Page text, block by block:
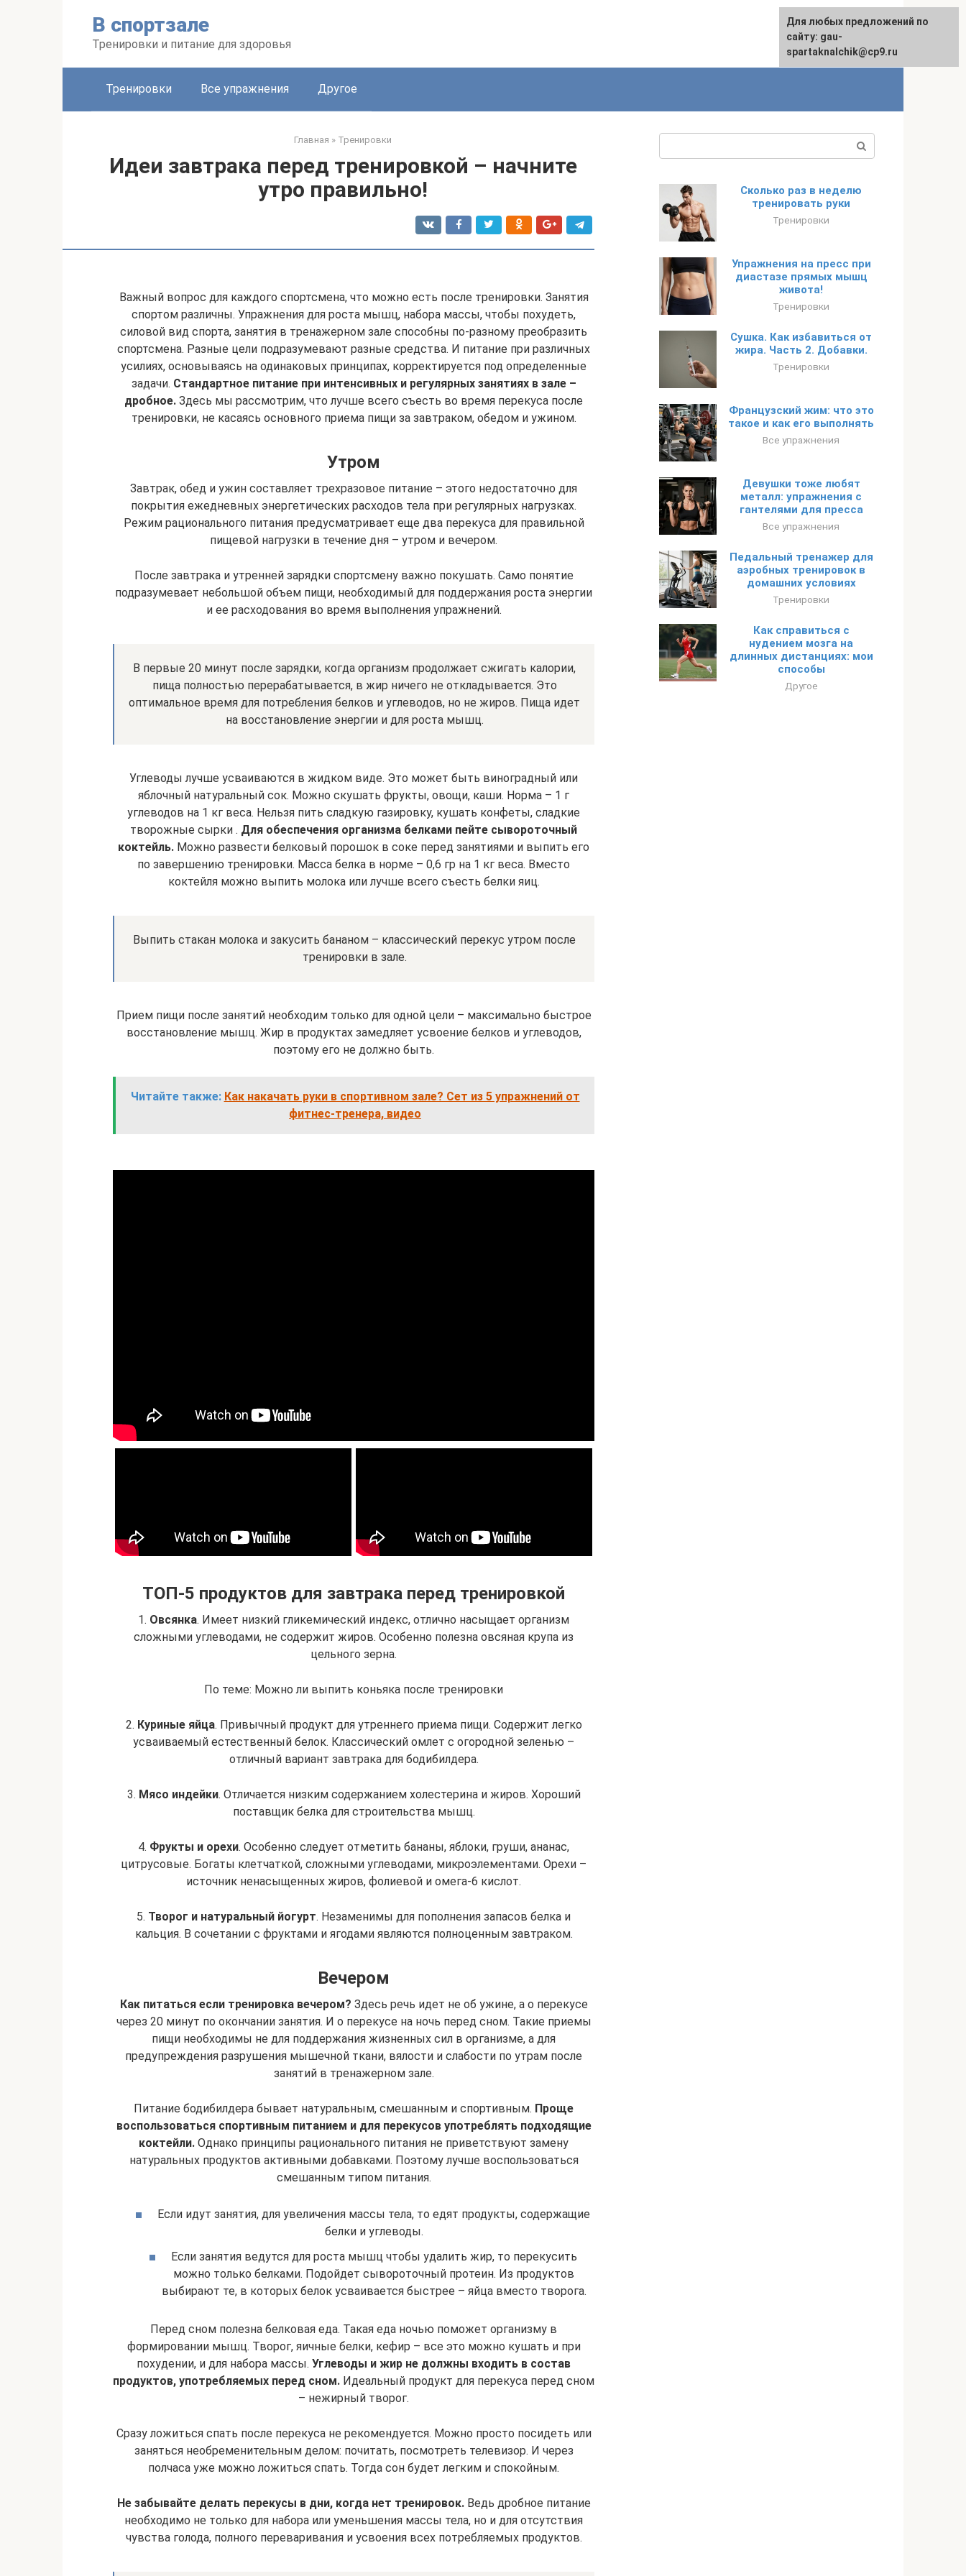
В спортзале
Тренировки и питание для здоровья
Тренировки Все упражнения Другое
Главная » Тренировки
Идеи завтрака перед тренировкой – начните
утро правильно!
Важный вопрос для каждого спортсмена, что можно есть после тренировки. Занятия
спортом различны. Упражнения для роста мышц, набора массы, чтобы похудеть,
силовой вид спорта, занятия в тренажерном зале способны по-разному преобразить
спортсмена. Разные цели подразумевают разные средства. И питание при различных
усилиях, основываясь на одинаковых принципах, корректируется под определенные
задачи. Стандартное питание при интенсивных и регулярных занятиях в зале –
дробное. Здесь мы рассмотрим, что лучше всего съесть во время перекуса после
тренировки, не касаясь основного приема пищи за завтраком, обедом и ужином.
Утром
Завтрак, обед и ужин составляет трехразовое питание – этого недостаточно для
покрытия ежедневных энергетических расходов тела при регулярных нагрузках.
Режим рационального питания предусматривает еще два перекуса для правильной
пищевой нагрузки в течение дня – утром и вечером.
После завтрака и утренней зарядки спортсмену важно покушать. Само понятие
подразумевает небольшой объем пищи, необходимый для поддержания роста энергии
и ее расходования во время выполнения упражнений.
В первые 20 минут после зарядки, когда организм продолжает сжигать калории,
пища полностью перерабатывается, в жир ничего не откладывается. Это
оптимальное время для потребления белков и углеводов, но не жиров. Пища идет
на восстановление энергии и для роста мышц.
Углеводы лучше усваиваются в жидком виде. Это может быть виноградный или
яблочный натуральный сок. Можно скушать фрукты, овощи, каши. Норма – 1 г
углеводов на 1 кг веса. Нельзя пить сладкую газировку, кушать конфеты, сладкие
творожные сырки . Для обеспечения организма белками пейте сывороточный
коктейль. Можно развести белковый порошок в соке перед занятиями и выпить его
по завершению тренировки. Масса белка в норме – 0,6 гр на 1 кг веса. Вместо
коктейля можно выпить молока или лучше всего съесть белки яиц.
Выпить стакан молока и закусить бананом – классический перекус утром после
тренировки в зале.
Прием пищи после занятий необходим только для одной цели – максимально быстрое
восстановление мышц. Жир в продуктах замедляет усвоение белков и углеводов,
поэтому его не должно быть.
Читайте также: Как накачать руки в спортивном зале? Сет из 5 упражнений от
фитнес-тренера, видео
ТОП-5 продуктов для завтрака перед тренировкой
1. Овсянка. Имеет низкий гликемический индекс, отлично насыщает организм
сложными углеводами, не содержит жиров. Особенно полезна овсяная крупа из
цельного зерна.
По теме: Можно ли выпить коньяка после тренировки
2. Куриные яйца. Привычный продукт для утреннего приема пищи. Содержит легко
усваиваемый естественный белок. Классический омлет с огородной зеленью –
отличный вариант завтрака для бодибилдера.
3. Мясо индейки. Отличается низким содержанием холестерина и жиров. Хороший
поставщик белка для строительства мышц.
4. Фрукты и орехи. Особенно следует отметить бананы, яблоки, груши, ананас,
цитрусовые. Богаты клетчаткой, сложными углеводами, микроэлементами. Орехи –
источник ненасыщенных жиров, фолиевой и омега-6 кислот.
5. Творог и натуральный йогурт. Незаменимы для пополнения запасов белка и
кальция. В сочетании с фруктами и ягодами являются полноценным завтраком.
Вечером
Как питаться если тренировка вечером? Здесь речь идет не об ужине, а о перекусе
через 20 минут по окончании занятия. И о перекусе на ночь перед сном. Такие приемы
пищи необходимы не для поддержания жизненных сил в организме, а для
предупреждения разрушения мышечной ткани, вялости и слабости по утрам после
занятий в тренажерном зале.
Питание бодибилдера бывает натуральным, смешанным и спортивным. Проще
воспользоваться спортивным питанием и для перекусов употреблять подходящие
коктейли. Однако принципы рационального питания не приветствуют замену
натуральных продуктов активными добавками. Поэтому лучше воспользоваться
смешанным типом питания.
Если идут занятия, для увеличения массы тела, то едят продукты, содержащие
белки и углеводы.
Если занятия ведутся для роста мышц чтобы удалить жир, то перекусить
можно только белками. Подойдет сывороточный протеин. Из продуктов
выбирают те, в которых белок усваивается быстрее – яйца вместо творога.
Перед сном полезна белковая еда. Такая еда ночью поможет организму в
формировании мышц. Творог, яичные белки, кефир – все это можно кушать и при
похудении, и для набора массы. Углеводы и жир не должны входить в состав
продуктов, употребляемых перед сном. Идеальный продукт для перекуса перед сном
– нежирный творог.
Сразу ложиться спать после перекуса не рекомендуется. Можно просто посидеть или
заняться необременительным делом: почитать, посмотреть телевизор. И через
полчаса уже можно ложиться спать. Тогда сон будет легким и спокойным.
Не забывайте делать перекусы в дни, когда нет тренировок.Ведь дробное питание
необходимо не только для набора или уменьшения массы тела, но и для отсутствия
чувства голода, полного переваривания и усвоения всех потребляемых продуктов.
Сколько раз в неделю
тренировать руки
Тренировки
Упражнения на пресс при
диастазе прямых мышц
живота!
Тренировки
Сушка. Как избавиться от
жира. Часть 2. Добавки.
Тренировки
Французский жим: что это
такое и как его выполнять
Все упражнения
Девушки тоже любят
металл: упражнения с
гантелями для пресса
Все упражнения
Педальный тренажер для
аэробных тренировок в
домашних условиях
Тренировки
Как справиться с
нудением мозга на
длинных дистанциях: мои
способы
Другое
Для любых предложений по
сайту: gau-
spartaknalchik@cp9.ru